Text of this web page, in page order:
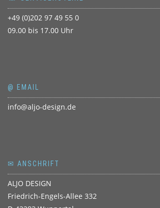
+49 (0)202 97 49 55 0
09.00 bis 17.00 Uhr
@ EMAIL
info@aljo-design.de
✉ ANSCHRIFT
ALJO DESIGN
Friedrich-Engels-Allee 332